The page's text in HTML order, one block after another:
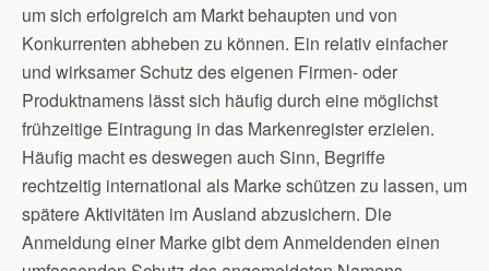
um sich erfolgreich am Markt behaupten und von
Konkurrenten abheben zu können. Ein relativ einfacher
und wirksamer Schutz des eigenen Firmen- oder
Produktnamens lässt sich häufig durch eine möglichst
frühzeitige Eintragung in das Markenregister erzielen.
Häufig macht es deswegen auch Sinn, Begriffe
rechtzeitig international als Marke schützen zu lassen, um
spätere Aktivitäten im Ausland abzusichern. Die
Anmeldung einer Marke gibt dem Anmeldenden einen